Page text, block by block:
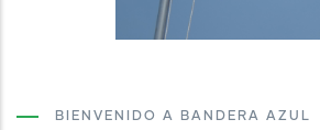
BIENVENIDO A BANDERA AZUL